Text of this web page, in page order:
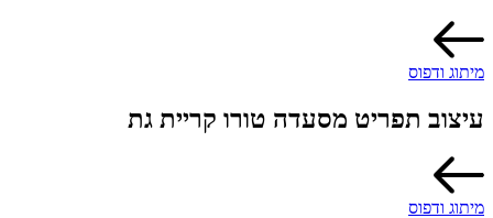
מיתוג ודפוס
עיצוב תפריט מסעדה טורו קריית גת
מיתוג ודפוס